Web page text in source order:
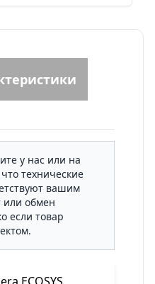
у нас или на
технические
вашим
или обмен
если товар